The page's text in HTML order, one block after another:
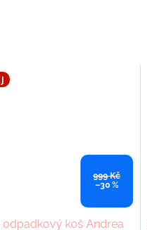
999 Kč
–30 %
odpadkový koš Andrea